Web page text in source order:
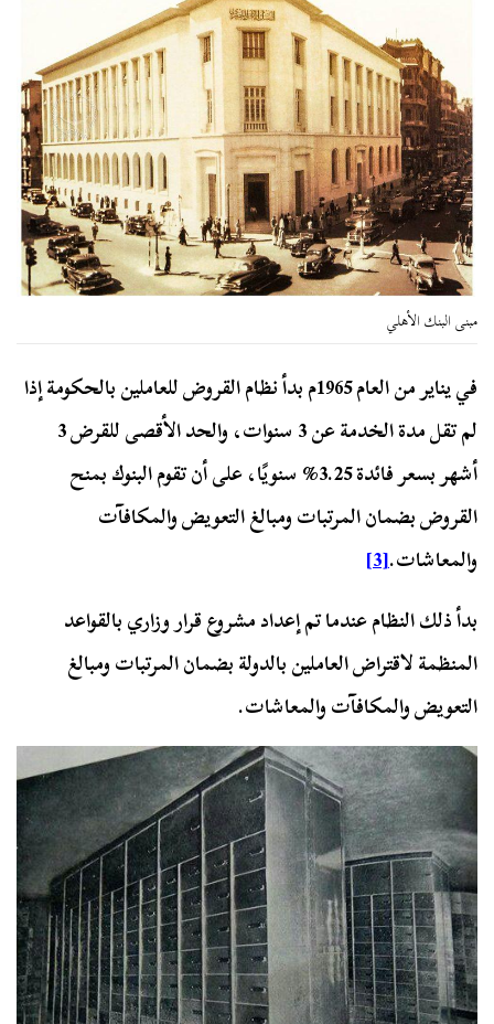
مبنى البنك الأهلي
في يناير من العام 1965م بدأ نظام القروض للعاملين بالحكومة إذا
لم تقل مدة الخدمة عن 3 سنوات، والحد الأقصى للقرض 3
أشهر بسعر فائدة 3.25% سنويًا، على أن تقوم البنوك بمنح
القروض بضمان المرتبات ومبالغ التعويض والمكافآت
والمعاشات.[3]
بدأ ذلك النظام عندما تم إعداد مشروع قرار وزاري بالقواعد
المنظمة لاقتراض العاملين بالدولة بضمان المرتبات ومبالغ
التعويض والمكافآت والمعاشات.